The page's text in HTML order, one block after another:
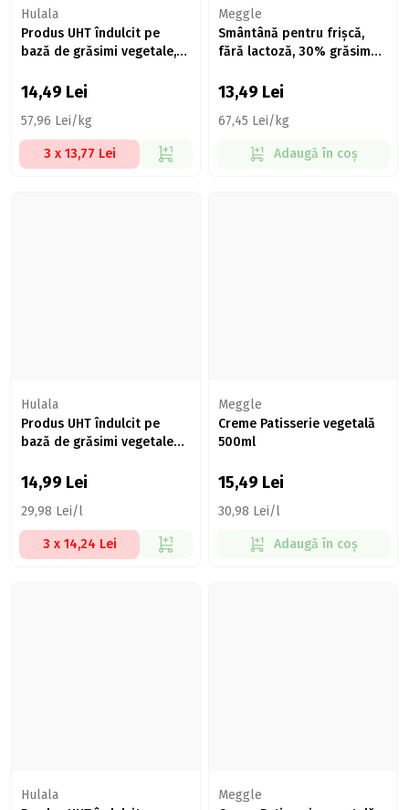
Hulala
Produs UHT îndulcit pe
bază de grăsimi vegetale,
14,49 Lei
57,96 Lei/kg
3 x 13,77 Lei
Meggle
Smântână pentru frișcă,
fără lactoză, 30% grăsime,
13,49 Lei
67,45 Lei/kg
Adaugă în coș
Hulala
Produs UHT îndulcit pe
bază de grăsimi vegetale
14,99 Lei
29,98 Lei/l
3 x 14,24 Lei
Meggle
Creme Patisserie vegetală
500ml
15,49 Lei
30,98 Lei/l
Adaugă în coș
Hulala
Meggle